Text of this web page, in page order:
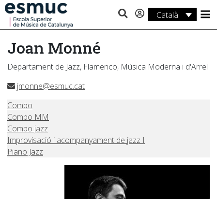
Català
Estudis
Recerca
Serveis
Joan Monné
Departament de Jazz, Flamenco, Música Moderna i d'Arrel
jmonne@esmuc.cat
Combo
Combo MM
Combo jazz
Improvisació i acompanyament de jazz I
Piano Jazz